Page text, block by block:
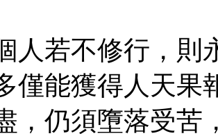
若不修行，則
僅能獲得人天果
，仍須墮落受苦